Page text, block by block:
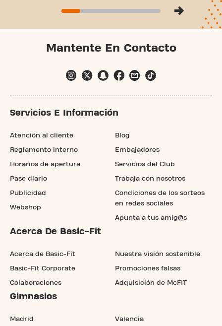
Mantente En Contacto
Servicios E Información
Atención al cliente
Reglamento interno
Horarios de apertura
Pase diario
Publicidad
Webshop
Blog
Embajadores
Servicios del Club
Trabaja con nosotros
Condiciones de los sorteos
en redes sociales
Apunta a tus amig@s
Acerca De Basic-Fit
Acerca de Basic-Fit
Basic-Fit Corporate
Colaboraciones
Nuestra visión sostenible
Promociones falsas
Adquisición de McFIT
Gimnasios
Madrid Valencia